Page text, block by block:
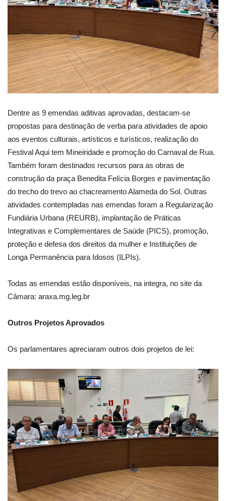
Dentre as 9 emendas aditivas aprovadas, destacam-se
propostas para destinação de verba para atividades de apoio
aos eventos culturais, artísticos e turísticos, realização do
Festival Aqui tem Mineiridade e promoção do Carnaval de Rua.
Também foram destinados recursos para as obras de
construção da praça Benedita Felícia Borges e pavimentação
do trecho do trevo ao chacreamento Alameda do Sol. Outras
atividades contempladas nas emendas foram a Regularização
Fundiária Urbana (REURB), implantação de Práticas
Integrativas e Complementares de Saúde (PICS), promoção,
proteção e defesa dos direitos da mulher e Instituições de
Longa Permanência para Idosos (ILPIs).
Todas as emendas estão disponíveis, na integra, no site da
Câmara: araxa.mg.leg.br
Outros Projetos Aprovados
Os parlamentares apreciaram outros dois projetos de lei: